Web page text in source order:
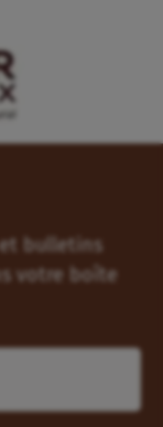
bulletins
votre boîte